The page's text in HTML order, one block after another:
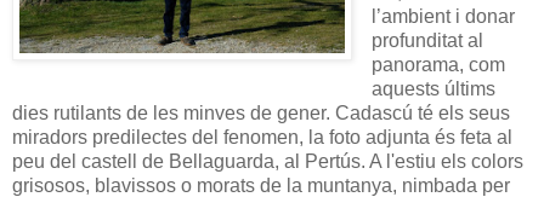
l’ambient i donar
profunditat al
panorama, com
aquests últims
dies rutilants de les minves de gener. Cadascú té els seus
miradors predilectes del fenomen, la foto adjunta és feta al
peu del castell de Bellaguarda, al Pertús. A l'estiu els colors
grisosos, blavissos o morats de la muntanya, nimbada per